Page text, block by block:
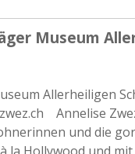
Museum
Allerheiligen
Annelise
und die